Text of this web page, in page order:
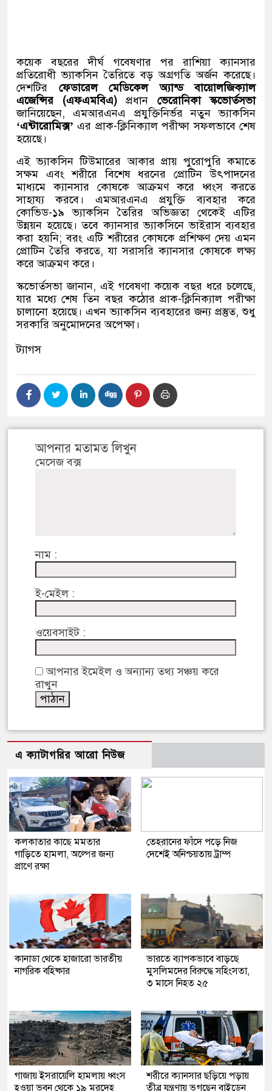
কয়েক বছরের দীর্ঘ গবেষণার পর রাশিয়া ক্যানসার
প্রতিরোধী ভ্যাকসিন তৈরিতে বড় অগ্রগতি অর্জন করেছে।
দেশটির ফেডারেল মেডিকেল অ্যান্ড বায়োলজিক্যাল
এজেন্সির (এফএমবিএ)প্রধান ভেরোনিকা স্কভোর্তসভা
জানিয়েছেন, এমআরএনএ প্রযুক্তিনির্ভর নতুন ভ্যাকসিন
‘এন্টারোমিক্স’ এর প্রাক-ক্লিনিক্যাল পরীক্ষা সফলভাবে শেষ
হয়েছে।
এই ভ্যাকসিন টিউমারের আকার প্রায় পুরোপুরি কমাতে
সক্ষম এবং শরীরে বিশেষ ধরনের প্রোটিন উৎপাদনের
মাধ্যমে ক্যানসার কোষকে আক্রমণ করে ধ্বংস করতে
সাহায্য করবে। এমআরএনএ প্রযুক্তি ব্যবহার করে
কোভিড-১৯ ভ্যাকসিন তৈরির অভিজ্ঞতা থেকেই এটির
উন্নয়ন হয়েছে। তবে ক্যানসার ভ্যাকসিনে ভাইরাস ব্যবহার
করা হয়নি; বরং এটি শরীরের কোষকে প্রশিক্ষণ দেয় এমন
প্রোটিন তৈরি করতে, যা সরাসরি ক্যানসার কোষকে লক্ষ্য
করে আক্রমণ করে।
স্কভোর্তসভা জানান, এই গবেষণা কয়েক বছর ধরে চলেছে,
যার মধ্যে শেষ তিন বছর কঠোর প্রাক-ক্লিনিক্যাল পরীক্ষা
চালানো হয়েছে। এখন ভ্যাকসিন ব্যবহারের জন্য প্রস্তুত, শুধু
সরকারি অনুমোদনের অপেক্ষা।
ট্যাগস
আপনার মতামত লিখুন
মেসেজ বক্স
নাম :
ই-মেইল :
ওয়েবসাইট :
আপনার ইমেইল ও অন্যান্য তথ্য সঞ্চয় করে
রাখুন
এ ক্যাটাগরির আরো নিউজ
কলকাতার কাছে মমতার
গাড়িতে হামলা, অল্পের জন্য
প্রাণে রক্ষা
তেহরানের ফাঁদে পড়ে নিজ
দেশেই অনিশ্চয়তায় ট্রাম্প
কানাডা থেকে হাজারো ভারতীয়
নাগরিক বহিষ্কার
ভারতে ব্যাপকভাবে বাড়ছে
মুসলিমদের বিরুদ্ধে সহিংসতা,
৩ মাসে নিহত ২৫
গাজায় ইসরায়েলি হামলায় ধ্বংস
হওয়া ভবন থেকে ১৯ মরদেহ
শরীরে ক্যানসার ছড়িয়ে পড়ায়
তীব্র যন্ত্রণায় ভুগছেন বাইডেন